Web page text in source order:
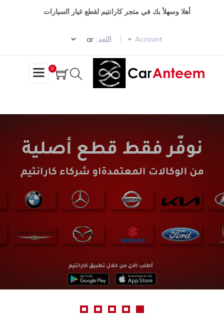
أهلا وسهلأ بك في متجر كارانتيم لقطع غيار السيارات
Account اللغه :
Select your language